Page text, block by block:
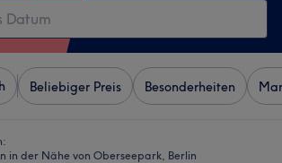
Beliebiger Preis Besonderheiten
in der Nähe von Oberseepark, Berlin